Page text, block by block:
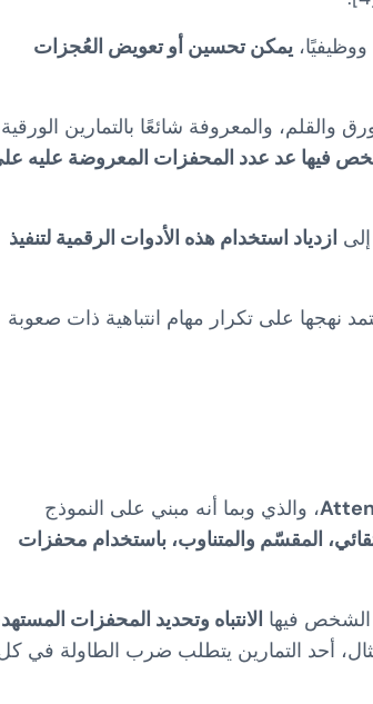
يمكن تحسين أو تعويض العُجزات
والقلم، والمعروفة شائعًا بالتمارين
فيها عد عدد المحفزات المعروضة عليه
ازدياد استخدام هذه الأدوات الرقمية لتنفيذ
نهجها على تكرار مهام انتباهية ذات صعوبة
(APT; [1])، والذي وبما أنه مبني على النموذج
المقسّم والمتناوب، باستخدام محفزات
الشخص فيها الانتباه وتحديد المحفزات
أحد التمارين يتطلب ضرب الطاولة في